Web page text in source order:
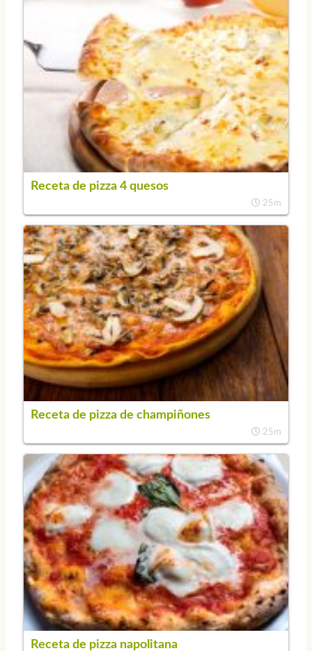
Receta de pizza 4 quesos
25m
Receta de pizza de champiñones
25m
Receta de pizza napolitana